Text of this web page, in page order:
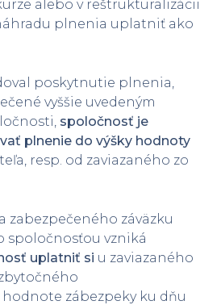
alebo v reštrukturalizácii
plnenia uplatniť ako
poskytnutie plnenia,
vyššie uvedeným
spoločnosť je
plnenie do výšky hodnoty
resp. od zaviazaného zo
zabezpečeného záväzku
spoločnosťou vzniká
uplatniť si u zaviazaného
hodnote zábezpeky ku dňu